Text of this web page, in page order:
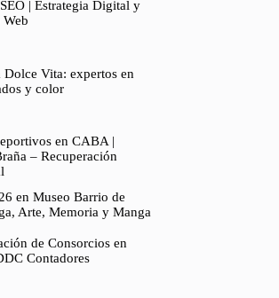
| Estrategia Digital y
Dolce Vita: expertos en
y color
en CABA |
– Recuperación
en Museo Barrio de
Arte, Memoria y Manga
de Consorcios en
Contadores